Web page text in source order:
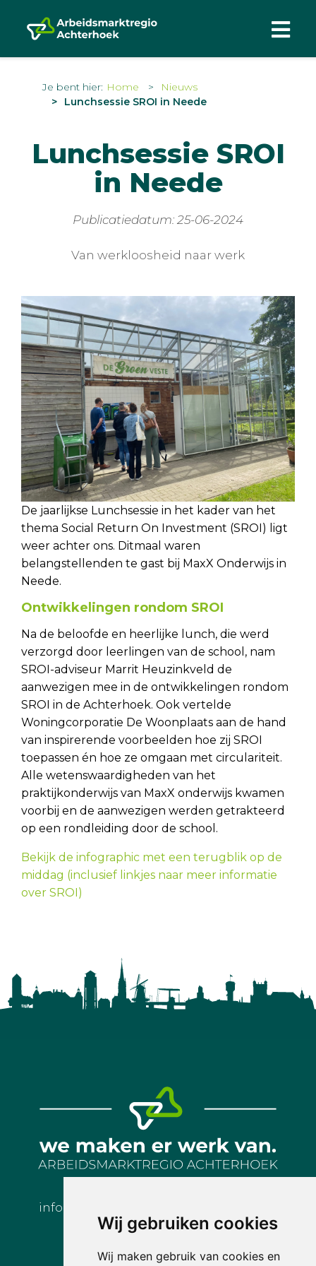
Wij gebruiken cookies
Wij maken gebruik van cookies en
Je bent hier: Home
Nieuws
Lunchsessie SROI in Neede
Lunchsessie SROI
in Neede
Publicatiedatum: 25-06-2024
Van werkloosheid naar werk
De jaarlijkse Lunchsessie in het kader van het
thema Social Return On Investment (SROI) ligt
weer achter ons. Ditmaal waren
belangstellenden te gast bij MaxX Onderwijs in
Neede.
Ontwikkelingen rondom SROI
Na de beloofde en heerlijke lunch, die werd
verzorgd door leerlingen van de school, nam
SROI-adviseur Marrit Heuzinkveld de
aanwezigen mee in de ontwikkelingen rondom
SROI in de Achterhoek. Ook vertelde
Woningcorporatie De Woonplaats aan de hand
van inspirerende voorbeelden hoe zij SROI
toepassen én hoe ze omgaan met circulariteit.
Alle wetenswaardigheden van het
praktijkonderwijs van MaxX onderwijs kwamen
voorbij en de aanwezigen werden getrakteerd
op een rondleiding door de school.
Bekijk de infographic met een terugblik op de
middag (inclusief linkjes naar meer informatie
over SROI)
info@arbeidsmarktregioachterhoek.nl